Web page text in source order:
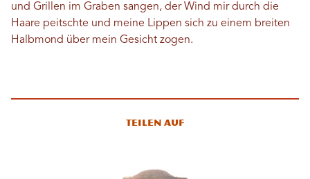
und Grillen im Graben sangen, der Wind mir durch die
Haare peitschte und meine Lippen sich zu einem breiten
Halbmond über mein Gesicht zogen.
Teilen auf